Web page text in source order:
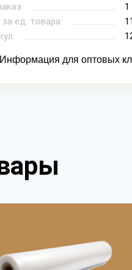
1
ед. товара:
Информация для оптовых